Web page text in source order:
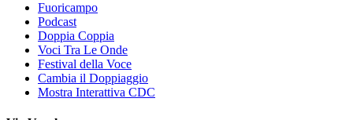
Fuoricampo
Podcast
Doppia Coppia
Voci Tra Le Onde
Festival della Voce
Cambia il Doppiaggio
Mostra Interattiva CDC